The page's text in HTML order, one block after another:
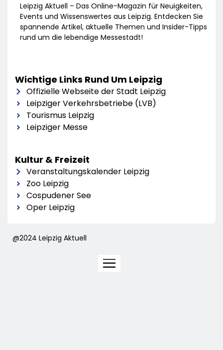
Leipzig Aktuell – Das Online-Magazin für Neuigkeiten,
Events und Wissenswertes aus Leipzig. Entdecken Sie
spannende Artikel, aktuelle Themen und Insider-Tipps
rund um die lebendige Messestadt!
Wichtige Links Rund Um Leipzig
Offizielle Webseite der Stadt Leipzig
Leipziger Verkehrsbetriebe (LVB)
Tourismus Leipzig
Leipziger Messe
Kultur & Freizeit
Veranstaltungskalender Leipzig
Zoo Leipzig
Cospudener See
Oper Leipzig
@2024 Leipzig Aktuell